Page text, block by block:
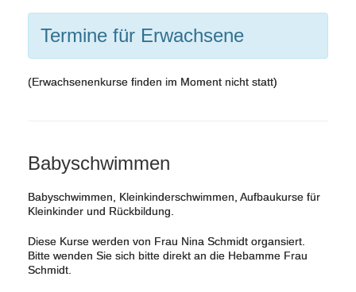
Termine für Erwachsene
(Erwachsenenkurse finden im Moment nicht statt)
Babyschwimmen
Babyschwimmen, Kleinkinderschwimmen, Aufbaukurse für
Kleinkinder und Rückbildung.
Diese Kurse werden von Frau Nina Schmidt organsiert.
Bitte wenden Sie sich bitte direkt an die Hebamme Frau
Schmidt.